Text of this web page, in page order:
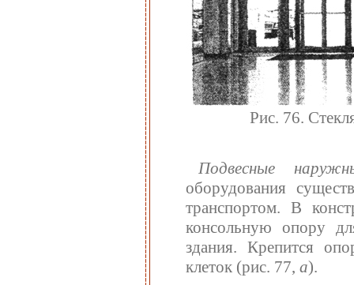
Рис. 76.
Подвесные
оборудования
транспортом. В
консольную опору
здания. Крепится
клеток (рис. 77, а).